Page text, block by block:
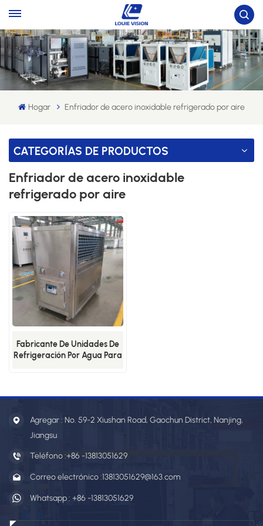
Hogar Enfriador de acero inoxidable refrigerado por aire
CATEGORÍAS DE PRODUCTOS
Enfriador de acero inoxidable
refrigerado por aire
Fabricante De Unidades De
Refrigeración Por Agua Para
Agregar : No. 59-2 Xiushan Road, Gaochun District, Nanjing,
Jiangsu
Teléfono :+86 -13813051629
Correo electrónico :13813051629@163.com
Whatsapp : +86 -13813051629